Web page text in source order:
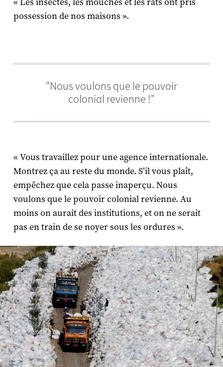
possession de nos maisons ».
"Nous voulons que le pouvoir
colonial revienne !"
« Vous travaillez pour une agence internationale.
Montrez ça au reste du monde. S’il vous plaît,
empêchez que cela passe inaperçu. Nous
voulons que le pouvoir colonial revienne. Au
moins on aurait des institutions, et on ne serait
pas en train de se noyer sous les ordures ».